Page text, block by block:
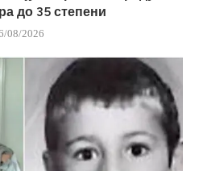
до 35 степени
08/2026